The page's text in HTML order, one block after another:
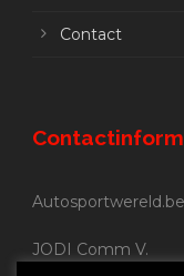
Contact
JODI Comm V.